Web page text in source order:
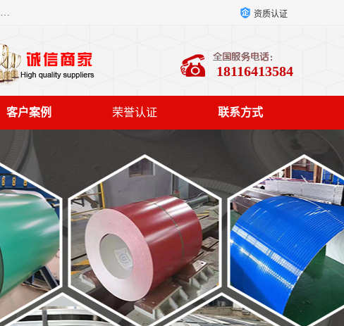
上海轩本实业有限公司主营产品：宝钢彩钢板、宝钢彩钢卷、宝钢彩涂板、宝钢彩涂卷、宝钢高耐候彩钢板，宝钢氟碳彩钢板。是一家集钢铁贸易，物流、加工为一体的产业全配套公司。 资质认证
18116413584
客户案例 荣誉认证 联系方式